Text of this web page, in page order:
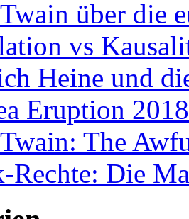
über die
vs
Heine und
Eruption 2018
The
Rechte: Die